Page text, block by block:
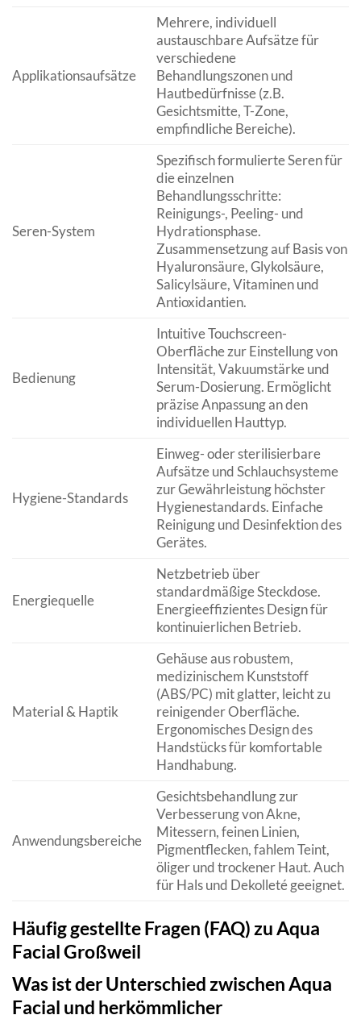
Applikationsaufsätze
Mehrere, individuell
austauschbare Aufsätze für
verschiedene
Behandlungszonen und
Hautbedürfnisse (z.B.
Gesichtsmitte, T-Zone,
empfindliche Bereiche).
Seren-System
Spezifisch formulierte Seren für
die einzelnen
Behandlungsschritte:
Reinigungs-, Peeling- und
Hydrationsphase.
Zusammensetzung auf Basis von
Hyaluronsäure, Glykolsäure,
Salicylsäure, Vitaminen und
Antioxidantien.
Bedienung
Intuitive Touchscreen-
Oberfläche zur Einstellung von
Intensität, Vakuumstärke und
Serum-Dosierung. Ermöglicht
präzise Anpassung an den
individuellen Hauttyp.
Hygiene-Standards
Einweg- oder sterilisierbare
Aufsätze und Schlauchsysteme
zur Gewährleistung höchster
Hygienestandards. Einfache
Reinigung und Desinfektion des
Gerätes.
Energiequelle
Netzbetrieb über
standardmäßige Steckdose.
Energieeffizientes Design für
kontinuierlichen Betrieb.
Material & Haptik
Gehäuse aus robustem,
medizinischem Kunststoff
(ABS/PC) mit glatter, leicht zu
reinigender Oberfläche.
Ergonomisches Design des
Handstücks für komfortable
Handhabung.
Anwendungsbereiche
Gesichtsbehandlung zur
Verbesserung von Akne,
Mitessern, feinen Linien,
Pigmentflecken, fahlem Teint,
öliger und trockener Haut. Auch
für Hals und Dekolleté geeignet.
Häufig gestellte Fragen (FAQ) zu Aqua
Facial Großweil
Was ist der Unterschied zwischen Aqua
Facial und herkömmlicher